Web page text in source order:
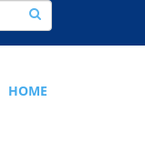
HOME